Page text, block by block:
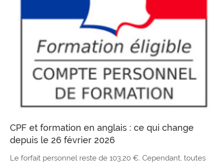
CPF et formation en anglais : ce qui change
depuis le 26 février 2026
Le forfait personnel reste de 103,20 €. Cependant, toutes